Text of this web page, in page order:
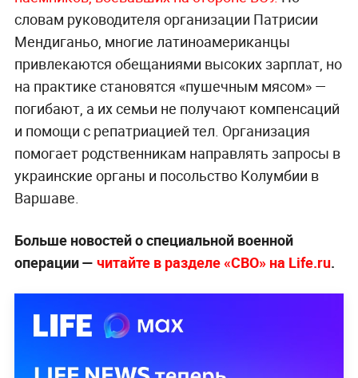
словам руководителя организации Патрисии
Мендиганьо, многие латиноамериканцы
привлекаются обещаниями высоких зарплат, но
на практике становятся «пушечным мясом» —
погибают, а их семьи не получают компенсаций
и помощи с репатриацией тел. Организация
помогает родственникам направлять запросы в
украинские органы и посольство Колумбии в
Варшаве.
Больше новостей о специальной военной
операции — читайте в разделе «СВО» на Life.ru.